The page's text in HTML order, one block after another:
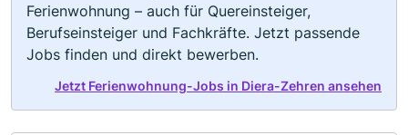
Ferienwohnung – auch für Quereinsteiger,
Berufseinsteiger und Fachkräfte. Jetzt passende
Jobs finden und direkt bewerben.
Jetzt Ferienwohnung-Jobs in Diera-Zehren ansehen